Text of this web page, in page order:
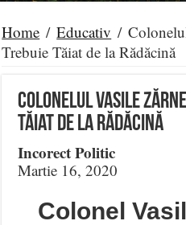
Home / Educativ /
Trebuie Tăiat de la Rădăcină
Colonelul Vasile
Tăiat de la Rădăcină
Incorect Politic
Martie 16, 2020
Colonel